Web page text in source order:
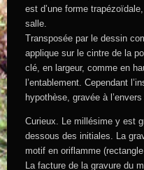
est d’une forme
salle.
Transposée par le dessin
applique sur le cintre de la
clé, en largeur, comme en
l’entablement. Cependant
hypothèse, gravée à
Curieux. Le millésime y est
dessous des initiales. La
motif en oriflamme
La facture de la gravure du